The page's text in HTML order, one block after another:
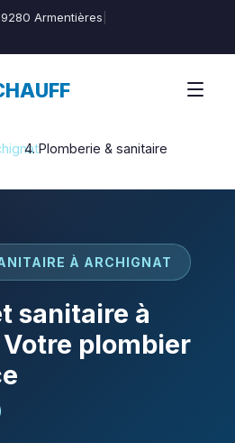
Armentières
Plomberie & sanitaire
À ARCHIGNAT
sanitaire à
plombier